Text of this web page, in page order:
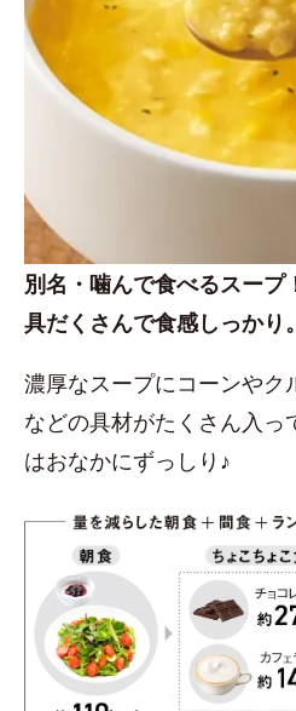
別名・噛んで食べるスープ
具だくさんで食感しっかり。
濃厚なスープにコーンやク
などの具材がたくさん入っ
はおなかにずっしり♪